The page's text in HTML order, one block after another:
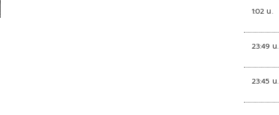
1:02 น.
23:49 น.
23:45 น.